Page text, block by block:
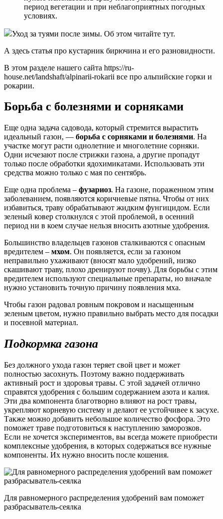
период вегетации и при неблагоприятных погодных
условиях.
Уход за туями после зимы. Об этом читайте тут.
А здесь статья про кустарник бирючина и его разновидности.
В этом разделе нашего сайта https://ru-
house.net/landshaft/alpinarii-rokarii все про альпийские горки и
рокарии.
Борьба с болезнями и сорняками
Еще одна задача садовода, который стремится вырастить
идеальный газон, — борьба с сорняками и болезнями. На
участке могут расти однолетние и многолетние сорняки.
Одни исчезают после стрижки газона, а другие пропадут
только после обработки ядохимикатами. Использовать эти
средства можно только с мая по сентябрь.
Еще одна проблема – фузариоз. На газоне, пораженном этим
заболеванием, появляются коричневые пятна. Чтобы от них
избавиться, траву обрабатывают жидким фунгицидом. Если
зеленый ковер столкнулся с этой проблемой, в осенний
период ни в коем случае нельзя вносить азотные удобрения.
Большинство владельцев газонов сталкиваются с опасным
вредителем – мхом. Он появляется, если за газоном
неправильно ухаживают (вносят мало удобрений, низко
скашивают траву, плохо дренируют почву). Для борьбы с этим
вредителем используют специальные препараты, но вначале
нужно установить точную причину появления мха.
Чтобы газон радовал ровным покровом и насыщенным
зеленым цветом, нужно правильно выбрать место для посадки
и посевной материал.
Подкормка газона
Без должного ухода газон теряет свой цвет и может
полностью засохнуть. Поэтому важно поддерживать
активный рост и здоровья травы. С этой задачей отлично
справятся удобрения с большим содержанием азота и калия.
Эти два компонента благотворно влияют на рост травы,
укрепляют корневую систему и делают ее устойчивее к засухе.
Также можно добавить небольшое количество фосфора. Это
поможет траве подготовиться к наступлению заморозков.
Если не хочется экспериментов, вы всегда можете приобрести
комплексные удобрения, в которых содержаться все нужные
компоненты. Их нужно вносить после кошения.
Для равномерного распределения удобрений вам поможет
разбрасыватель-сеялка